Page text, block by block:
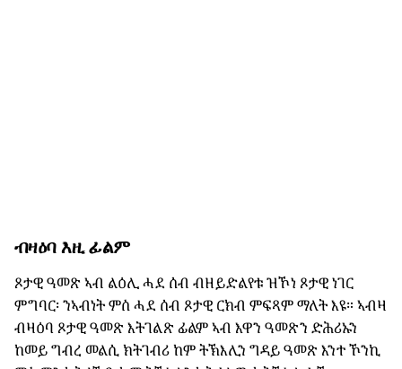
ብዛዕባ እዚ ፊልም
ጾታዊ ዓመጽ ኣብ ልዕሊ ሓደ ሰብ ብዘይድልየቱ ዝኾነ ጾታዊ ነገር
ምግባር፡ ንኣብነት ምስ ሓደ ሰብ ጾታዊ ርክብ ምፍጻም ማለት እዩ። ኣብዛ
ብዛዕባ ጾታዊ ዓመጽ እትገልጽ ፊልም ኣብ እዋን ዓመጽን ድሕሪኡን
ከመይ ግብረ መልሲ ክትገብሪ ከም ትኽእሊን ግዳይ ዓመጽ እንተ ኾንኪ